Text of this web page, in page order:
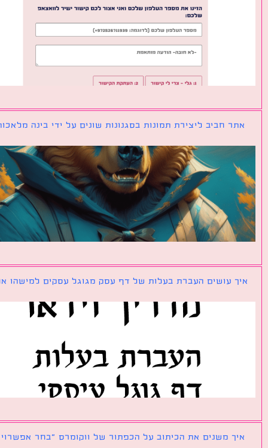
חביב ליצירת תמונות בסגנונות שונים על ידי בינה מלאכותית
עושים העברת בעלות של דף עסק מגוגל עסקים למישהו אחר?
משנים את הכיתוב על הכפתור של ווקומרס ״בחר אפשרויות״